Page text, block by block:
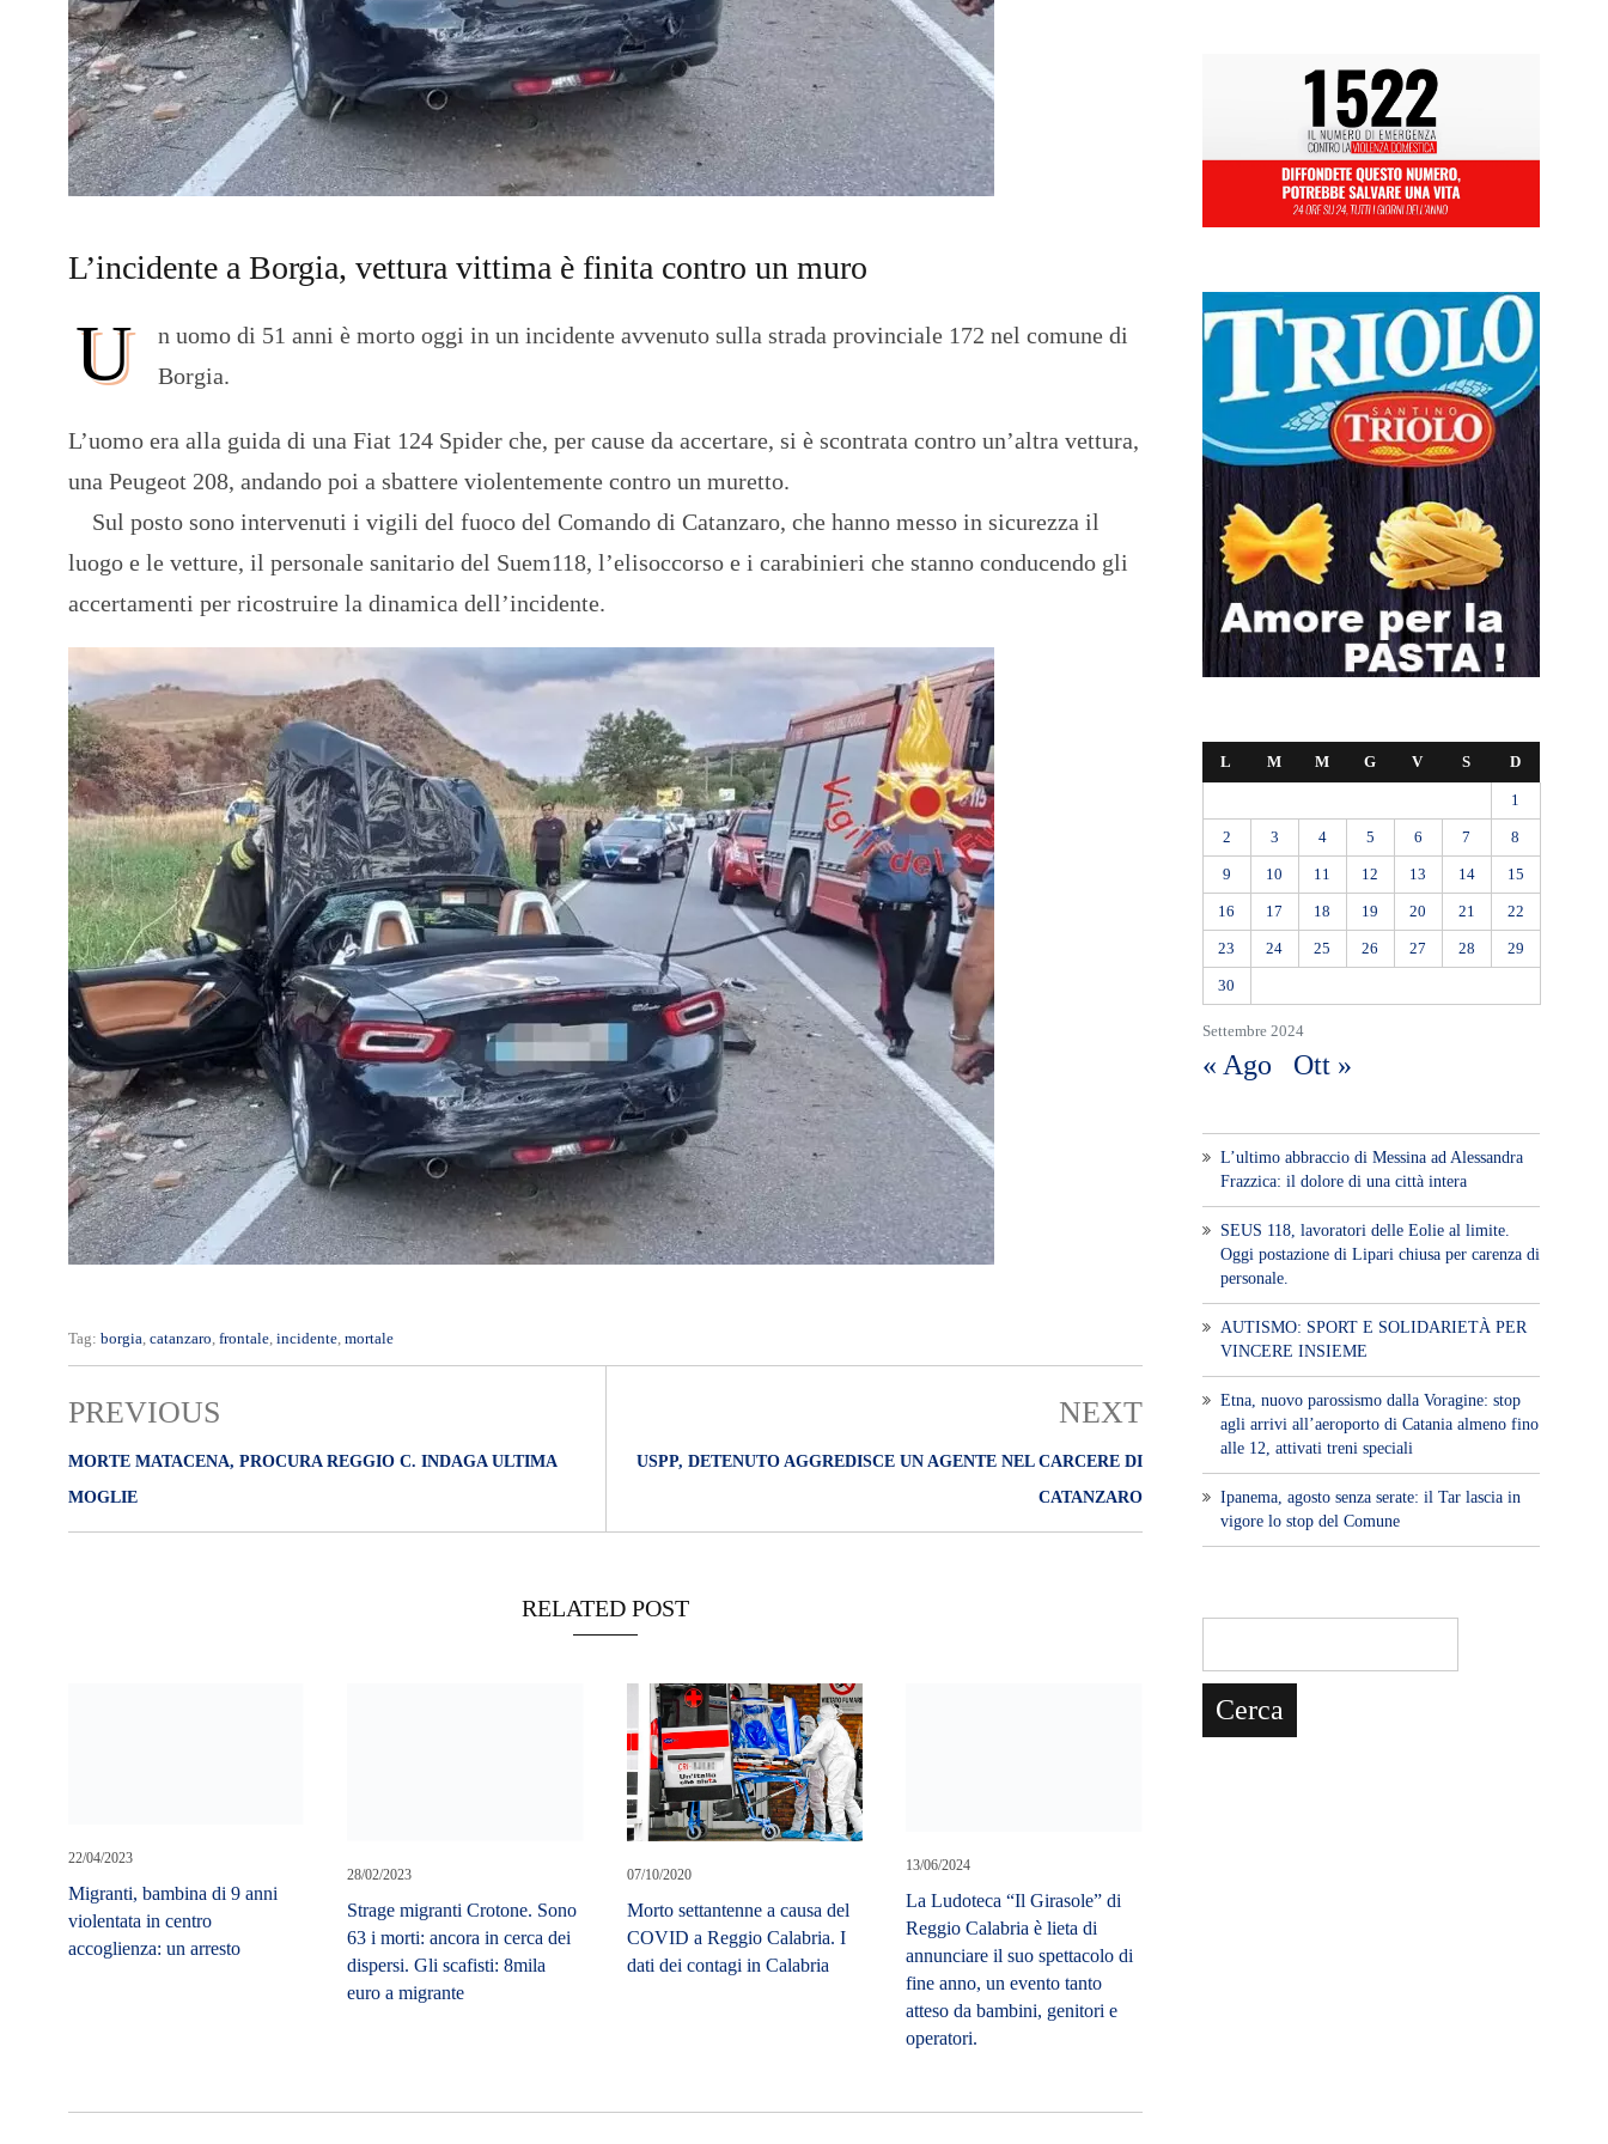
O
R
T
A
R
L’incidente a Borgia, vettura vittima è finita contro un muro
U
n uomo di 51 anni è morto oggi in un incidente avvenuto sulla strada provinciale 172 nel comune di
Borgia.
L’uomo era alla guida di una Fiat 124 Spider che, per cause da accertare, si è scontrata contro un’altra vettura,
una Peugeot 208, andando poi a sbattere violentemente contro un muretto.
Sul posto sono intervenuti i vigili del fuoco del Comando di Catanzaro, che hanno messo in sicurezza il
luogo e le vetture, il personale sanitario del Suem118, l’elisoccorso e i carabinieri che stanno conducendo gli
accertamenti per ricostruire la dinamica dell’incidente.
Tag: borgia catanzaro frontale incidente mortale
PREVIOUS
MORTE MATACENA, PROCURA REGGIO C. INDAGA ULTIMA
MOGLIE
NEXT
USPP, DETENUTO AGGREDISCE UN AGENTE NEL CARCERE DI
CATANZARO
RELATED POST
22/04/2023
Migranti, bambina di 9 anni
violentata in centro
accoglienza: un arresto
28/02/2023
Strage migranti Crotone. Sono
63 i morti: ancora in cerca dei
dispersi. Gli scafisti: 8mila
euro a migrante
07/10/2020
Morto settantenne a causa del
COVID a Reggio Calabria. I
dati dei contagi in Calabria
13/06/2024
La Ludoteca “Il Girasole” di
Reggio Calabria è lieta di
annunciare il suo spettacolo di
fine anno, un evento tanto
atteso da bambini, genitori e
operatori.
Settembre 2024
L M M G V S D
1
2 3 4 5 6 7 8
9 10 11 12 13 14 15
16 17 18 19 20 21 22
23 24 25 26 27 28 29
30
« Ago Ott »
L’ultimo abbraccio di Messina ad Alessandra
Frazzica: il dolore di una città intera
SEUS 118, lavoratori delle Eolie al limite.
Oggi postazione di Lipari chiusa per carenza di
personale.
AUTISMO: SPORT E SOLIDARIETÀ PER
VINCERE INSIEME
Etna, nuovo parossismo dalla Voragine: stop
agli arrivi all’aeroporto di Catania almeno fino
alle 12, attivati treni speciali
Ipanema, agosto senza serate: il Tar lascia in
vigore lo stop del Comune